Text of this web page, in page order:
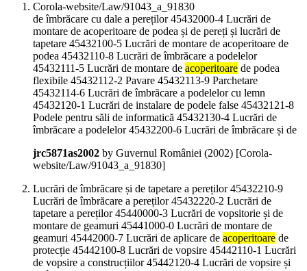
Corola-website/Law/91043_a_91830
de îmbrăcare cu dale a pereților 45432000-4 Lucrări de
montare de acoperitoare de podea și de pereți și lucrări de
tapetare 45432100-5 Lucrări de montare de acoperitoare de
podea 45432110-8 Lucrări de îmbrăcare a podelelor
45432111-5 Lucrări de montare de acoperitoare de podea
flexibile 45432112-2 Pavare 45432113-9 Parchetare
45432114-6 Lucrări de îmbrăcare a podelelor cu lemn
45432120-1 Lucrări de instalare de podele false 45432121-8
Podele pentru săli de informatică 45432130-4 Lucrări de
îmbrăcare a podelelor 45432200-6 Lucrări de îmbrăcare și de
jrc5871as2002 by Guvernul României (2002) [Corola-
website/Law/91043_a_91830]
Lucrări de îmbrăcare și de tapetare a pereților 45432210-9
Lucrări de îmbrăcare a pereților 45432220-2 Lucrări de
tapetare a pereților 45440000-3 Lucrări de vopsitorie și de
montare de geamuri 45441000-0 Lucrări de montare de
geamuri 45442000-7 Lucrări de aplicare de acoperitoare de
protecție 45442100-8 Lucrări de vopsire 45442110-1 Lucrări
de vopsire a construcțiilor 45442120-4 Lucrări de vopsire și